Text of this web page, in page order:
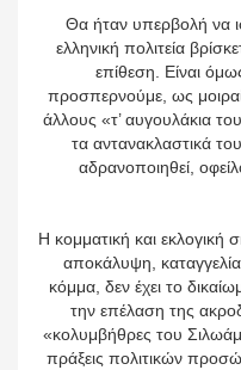
Θα ήταν υπερβολή να ισχυρισθεί οποιοσδήποτε, ότι η
ελληνική πολιτεία
επίθεση. Είναι
προσπερνούμε, ως
άλλους «τ’ αυγουλάκια
τα αντανακλαστικά
αδρανοποιηθεί,
Η κομματική και εκλογική σκοπιμότητα περισσεύει. Χρειάζεται
αποκάλυψη,
κόμμα, δεν έχει το
την επέλαση της
«κολυμβήθρες του
πράξεις πολιτικών